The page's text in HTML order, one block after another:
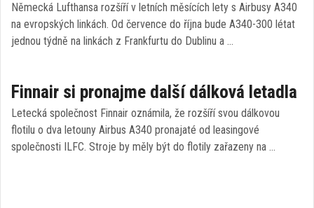
Německá Lufthansa rozšíří v letních měsících lety s Airbusy A340
na evropských linkách. Od července do října bude A340-300 létat
jednou týdně na linkách z Frankfurtu do Dublinu a …
Finnair si pronajme další dálková letadla
Letecká společnost Finnair oznámila, že rozšíří svou dálkovou
flotilu o dva letouny Airbus A340 pronajaté od leasingové
společnosti ILFC. Stroje by měly být do flotily zařazeny na …